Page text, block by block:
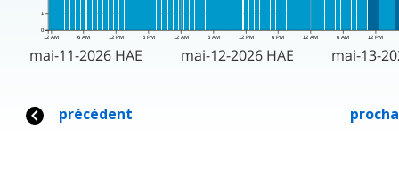
12 AM 6 AM 12 PM 6 PM 12 AM 6 AM 12 PM 6 PM 12 AM 6 AM 12 PM
0
1
mai-11-2026 HAE mai-12-2026 HAE mai-13-
précédent